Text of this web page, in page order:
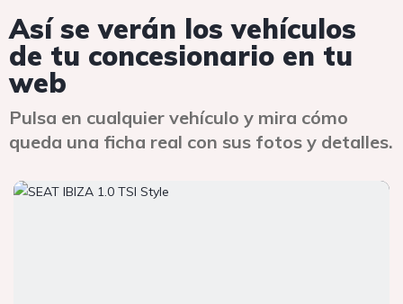
Así se verán los vehículos
de tu concesionario en tu
web
Pulsa en cualquier vehículo y mira cómo
queda una ficha real con sus fotos y detalles.